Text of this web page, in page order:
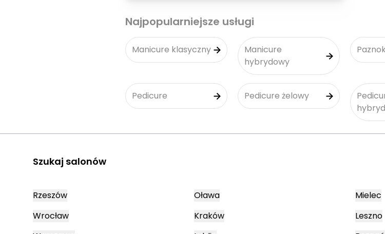
Najpopularniejsze usługi
Manicure klasyczny
Manicure
hybrydowy
Pedicure Pedicure żelowy
Szukaj salonów
Rzeszów
Wrocław
Oława
Kraków
Mielec
Leszno